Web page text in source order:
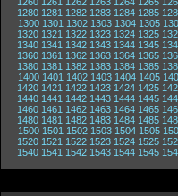
1280 1281 1282 1283 1284 1285
1300 1301 1302 1303 1304 1305
1320 1321 1322 1323 1324 1325
1340 1341 1342 1343 1344 1345
1360 1361 1362 1363 1364 1365
1380 1381 1382 1383 1384 1385
1400 1401 1402 1403 1404 1405
1420 1421 1422 1423 1424 1425
1440 1441 1442 1443 1444 1445
1460 1461 1462 1463 1464 1465
1480 1481 1482 1483 1484 1485
1500 1501 1502 1503 1504 1505
1520 1521 1522 1523 1524 1525
1540 1541 1542 1543 1544 1545